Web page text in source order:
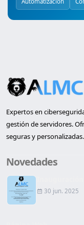
Expertos en
gestión de servidores.
seguras y personalizadas.
Novedades
30 jun. 2025